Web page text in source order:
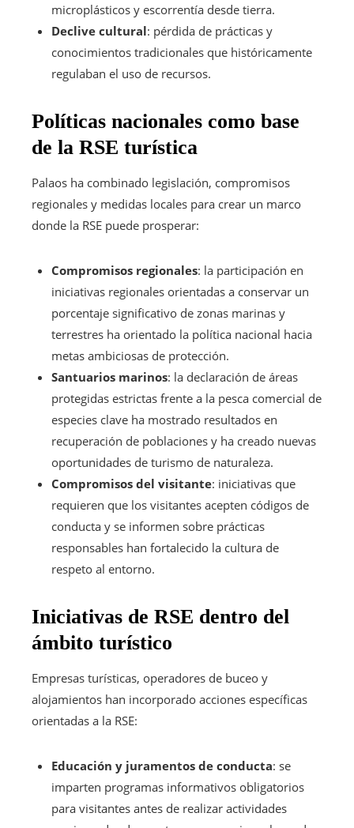
microplásticos y escorrentía desde tierra.
Declive cultural: pérdida de prácticas y
conocimientos tradicionales que históricamente
regulaban el uso de recursos.
Políticas nacionales como base
de la RSE turística
Palaos ha combinado legislación, compromisos
regionales y medidas locales para crear un marco
donde la RSE puede prosperar:
Compromisos regionales: la participación en
iniciativas regionales orientadas a conservar un
porcentaje significativo de zonas marinas y
terrestres ha orientado la política nacional hacia
metas ambiciosas de protección.
Santuarios marinos: la declaración de áreas
protegidas estrictas frente a la pesca comercial de
especies clave ha mostrado resultados en
recuperación de poblaciones y ha creado nuevas
oportunidades de turismo de naturaleza.
Compromisos del visitante: iniciativas que
requieren que los visitantes acepten códigos de
conducta y se informen sobre prácticas
responsables han fortalecido la cultura de
respeto al entorno.
Iniciativas de RSE dentro del
ámbito turístico
Empresas turísticas, operadores de buceo y
alojamientos han incorporado acciones específicas
orientadas a la RSE:
Educación y juramentos de conducta: se
imparten programas informativos obligatorios
para visitantes antes de realizar actividades